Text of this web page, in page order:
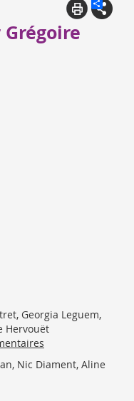
Grégoire
Georgia Leguem,
Hervouët
Nic Diament, Aline